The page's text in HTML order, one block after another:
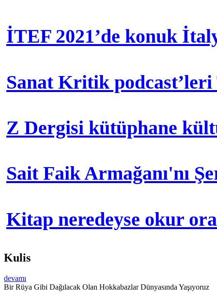
İTEF 2021’de konuk
Sanat Kritik podcast’leri
Z Dergisi kütüphane
Sait Faik Armağanı'nı
Kitap neredeyse okur
Kulis
devamı
Bir Rüya Gibi Dağılacak Olan Hokkabazlar Dünyasında Yaşıyoruz